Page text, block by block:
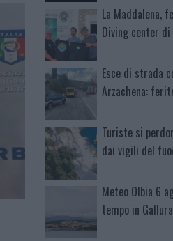
La Maddalena,
Diving center di
Esce di strada
Arzachena:
Turiste si
dai vigili del
Meteo Olbia 6
tempo in Gallura